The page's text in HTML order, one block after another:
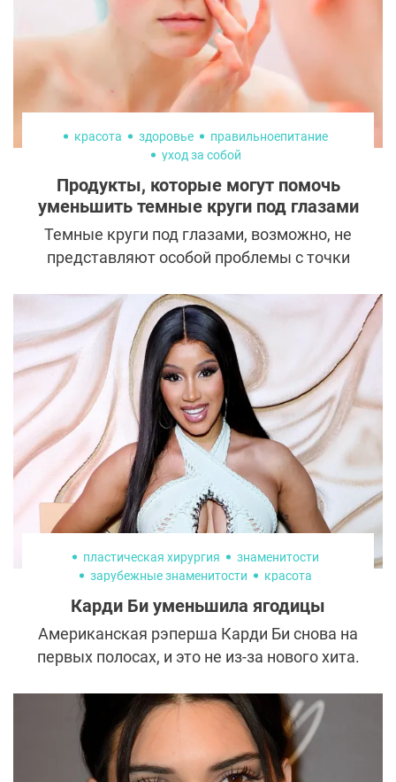
красота здоровье
правильноепитание
уход за собой
Продукты, которые могут помочь
уменьшить темные круги под глазами
Темные круги под глазами, возможно, не
представляют особой проблемы с точки
повлиять на внешность и уверенность в
себе.
пластическая хирургия
знаменитости
зарубежные знаменитости
красота
Карди Би уменьшила ягодицы
Американская рэперша Карди Би снова на
первых полосах, и это не из-за нового хита.
Call Her Daddy звезда откровенно
рассказала о хирургических
вмешательствах, которые ей пришлось
перенести, чтобы избавиться от силикона